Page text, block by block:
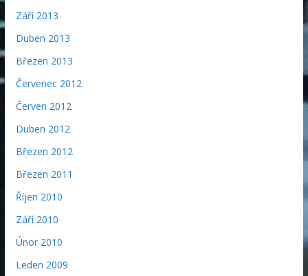
Září 2013
Duben 2013
Březen 2013
Červenec 2012
Červen 2012
Duben 2012
Březen 2012
Březen 2011
Říjen 2010
Září 2010
Únor 2010
Leden 2009